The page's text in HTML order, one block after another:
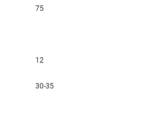
75
12
30-35